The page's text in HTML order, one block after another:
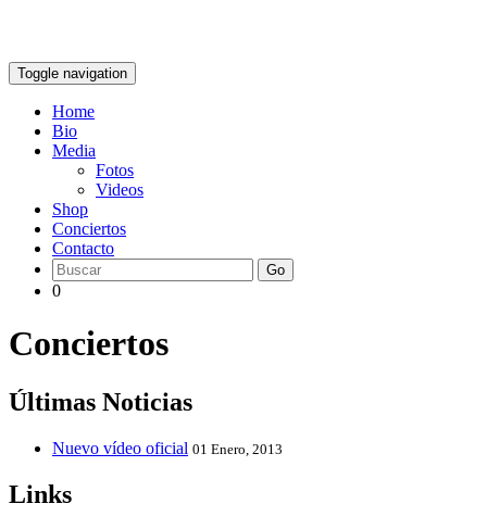
Toggle navigation
Home
Bio
Media
Fotos
Videos
Shop
Conciertos
Contacto
Go
0
Conciertos
Últimas Noticias
Nuevo vídeo oficial 01 Enero, 2013
Links